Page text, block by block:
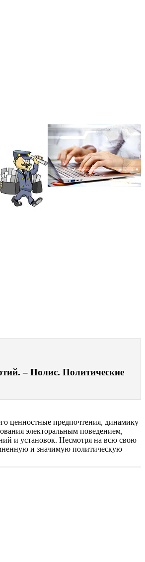
– Полис. Политические
ценностные предпочтения, динамику
электоральным поведением,
и установок. Несмотря на всю свою
и значимую политическую